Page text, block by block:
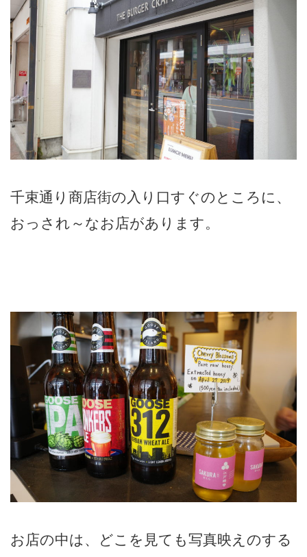
千束通り商店街の入り口すぐのところに、
おっされ～なお店があります。
お店の中は、どこを見ても写真映えのする